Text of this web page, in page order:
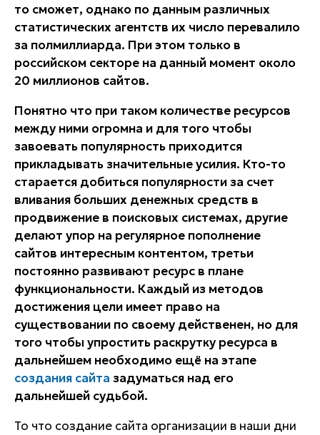
то сможет, однако по данным различных
статистических агентств их число перевалило
за полмиллиарда. При этом только в
российском секторе на данный момент около
20 миллионов сайтов.
Понятно что при таком количестве ресурсов
между ними огромна и для того чтобы
завоевать популярность приходится
прикладывать значительные усилия. Кто-то
старается добиться популярности за счет
вливания больших денежных средств в
продвижение в поисковых системах, другие
делают упор на регулярное пополнение
сайтов интересным контентом, третьи
постоянно развивают ресурс в плане
функциональности. Каждый из методов
достижения цели имеет право на
существовании по своему действенен, но для
того чтобы упростить раскрутку ресурса в
дальнейшем необходимо ещё на этапе
создания сайта задуматься над его
дальнейшей судьбой.
То что создание сайта организации в наши дни